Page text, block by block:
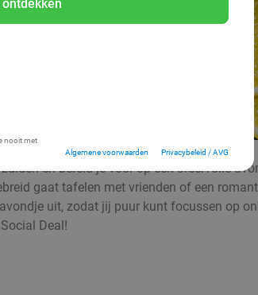
nooit met
Algemene voorwaarden Privacybeleid / AVG
en bereid je voor op een sfeervolle
gaat tafelen met vrienden of een
uit, zodat jij puur kunt focussen op
Deal!